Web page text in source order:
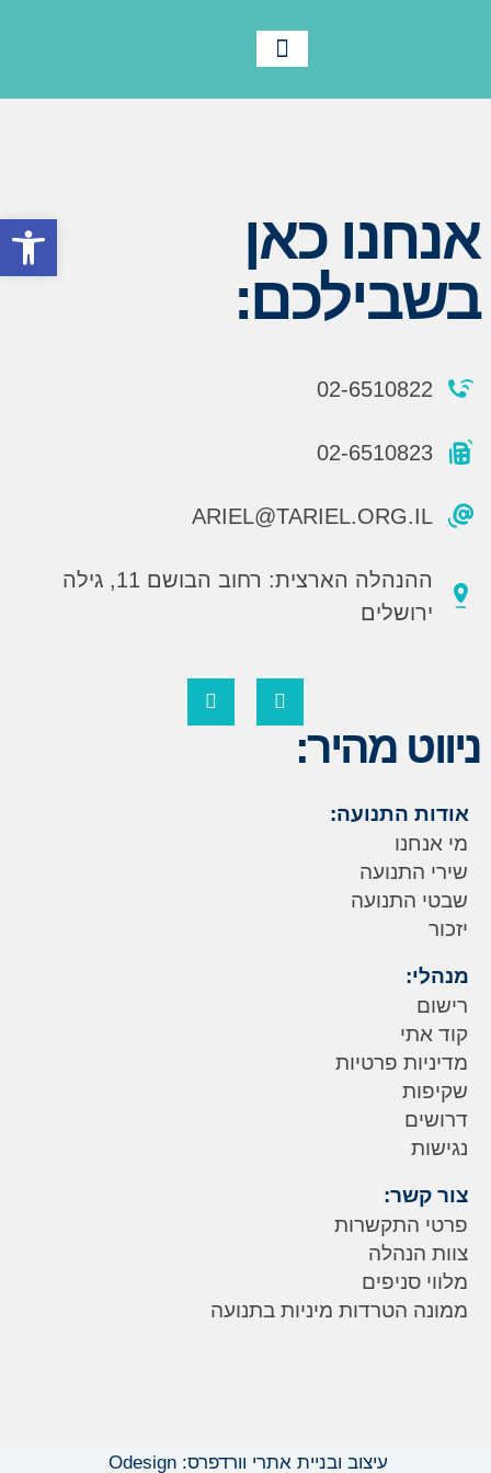
אנחנו כאן
בשבילכם:
02-6510822
02-6510823
ARIEL@TARIEL.ORG.IL
ההנהלה הארצית: רחוב הבושם 11, גילה
ירושלים
ניווט מהיר:
אודות התנועה:
מי אנחנו
שירי התנועה
שבטי התנועה
יזכור
מנהלי:
רישום
קוד אתי
מדיניות פרטיות
שקיפות
דרושים
נגישות
צור קשר:
פרטי התקשרות
צוות הנהלה
מלווי סניפים
ממונה הטרדות מיניות בתנועה
עיצוב ובניית אתרי וורדפרס: Odesign
פתח